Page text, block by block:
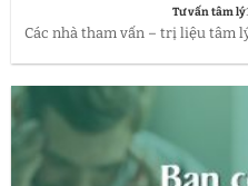
Tư vấn tâm lý
Các nhà tham vấn – trị liệu tâm